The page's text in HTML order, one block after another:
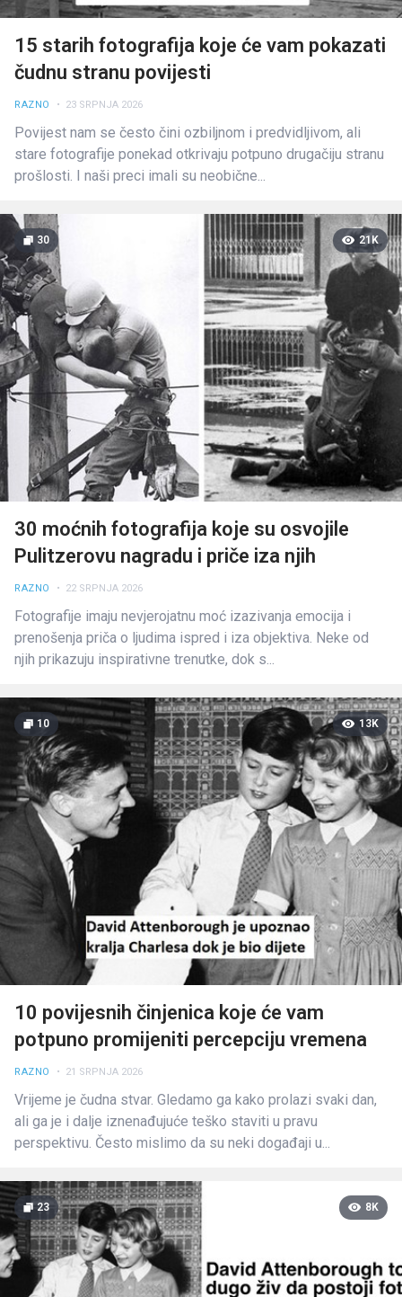
15 starih fotografija koje će vam pokazati
čudnu stranu povijesti
RAZNO • 23 SRPNJA 2026
Povijest nam se često čini ozbiljnom i predvidljivom, ali
stare fotografije ponekad otkrivaju potpuno drugačiju stranu
prošlosti. I naši preci imali su neobične...
30 21K
30 moćnih fotografija koje su osvojile
Pulitzerovu nagradu i priče iza njih
RAZNO • 22 SRPNJA 2026
Fotografije imaju nevjerojatnu moć izazivanja emocija i
prenošenja priča o ljudima ispred i iza objektiva. Neke od
njih prikazuju inspirativne trenutke, dok s...
10 13K
10 povijesnih činjenica koje će vam
potpuno promijeniti percepciju vremena
RAZNO • 21 SRPNJA 2026
Vrijeme je čudna stvar. Gledamo ga kako prolazi svaki dan,
ali ga je i dalje iznenađujuće teško staviti u pravu
perspektivu. Često mislimo da su neki događaji u...
23 8K